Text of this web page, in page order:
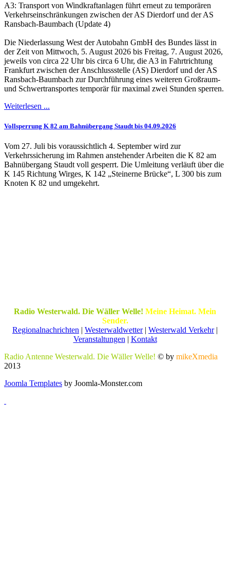
A3: Transport von Windkraftanlagen führt erneut zu temporären
Verkehrseinschränkungen zwischen der AS Dierdorf und der AS
Ransbach-Baumbach (Update 4)
Die Niederlassung West der Autobahn GmbH des Bundes lässt in
der Zeit von Mittwoch, 5. August 2026 bis Freitag, 7. August 2026,
jeweils von circa 22 Uhr bis circa 6 Uhr, die A3 in Fahrtrichtung
Frankfurt zwischen der Anschlussstelle (AS) Dierdorf und der AS
Ransbach-Baumbach zur Durchführung eines weiteren Großraum-
und Schwertransportes temporär für maximal zwei Stunden sperren.
Weiterlesen ...
Vollsperrung K 82 am Bahnübergang Staudt bis 04.09.2026
Vom 27. Juli bis voraussichtlich 4. September wird zur
Verkehrssicherung im Rahmen anstehender Arbeiten die K 82 am
Bahnübergang Staudt voll gesperrt. Die Umleitung verläuft über die
K 145 Richtung Wirges, K 142 „Steinerne Brücke“, L 300 bis zum
Knoten K 82 und umgekehrt.
Radio Westerwald. Die Wäller Welle! Meine Heimat. Mein
Sender.
Regionalnachrichten | Westerwaldwetter| Westerwald Verkehr|
Veranstaltungen | Kontakt
Radio Antenne Westerwald. Die Wäller Welle! © by mikeXmedia
2013
Joomla Templates by Joomla-Monster.com